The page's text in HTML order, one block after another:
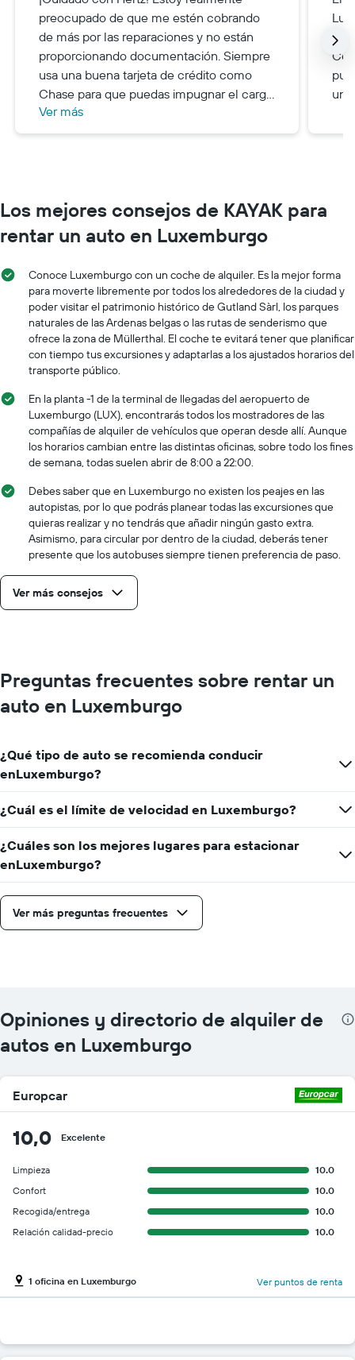
preocupado de que me estén cobrando
de más por las reparaciones y no están
proporcionando documentación. Siempre
usa una buena tarjeta de crédito como
Chase para que puedas impugnar el cargo
si es necesario.
Ver más
un
Los mejores consejos de KAYAK para
rentar un auto en Luxemburgo
Conoce Luxemburgo con un coche de alquiler. Es la mejor forma
para moverte libremente por todos los alrededores de la ciudad y
poder visitar el patrimonio histórico de Gutland Sàrl, los parques
naturales de las Ardenas belgas o las rutas de senderismo que
ofrece la zona de Müllerthal. El coche te evitará tener que planificar
con tiempo tus excursiones y adaptarlas a los ajustados horarios del
transporte público.
En la planta -1 de la terminal de llegadas del aeropuerto de
Luxemburgo (LUX), encontrarás todos los mostradores de las
compañías de alquiler de vehículos que operan desde allí. Aunque
los horarios cambian entre las distintas oficinas, sobre todo los fines
de semana, todas suelen abrir de 8:00 a 22:00.
Debes saber que en Luxemburgo no existen los peajes en las
autopistas, por lo que podrás planear todas las excursiones que
quieras realizar y no tendrás que añadir ningún gasto extra.
Asimismo, para circular por dentro de la ciudad, deberás tener
presente que los autobuses siempre tienen preferencia de paso.
Ver más consejos
Preguntas frecuentes sobre rentar un
auto en Luxemburgo
¿Qué tipo de auto se recomienda conducir
enLuxemburgo?
¿Cuál es el límite de velocidad en Luxemburgo?
¿Cuáles son los mejores lugares para estacionar
enLuxemburgo?
Ver más preguntas frecuentes
Opiniones y directorio de alquiler de
autos en Luxemburgo
Europcar
10,0 Excelente
Limpieza
10.0
Confort
10.0
Recogida/entrega
10.0
Relación calidad-precio
10.0
1 oficina en Luxemburgo Ver puntos de renta